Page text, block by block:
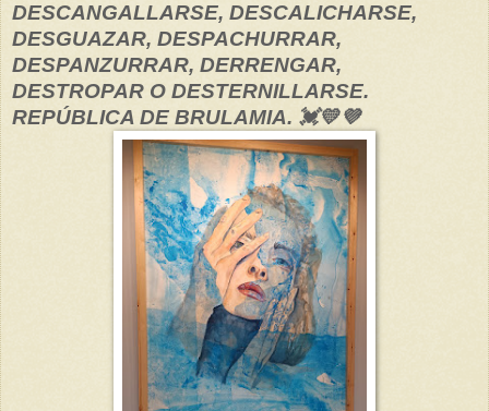
DESCANGALLARSE, DESCALICHARSE,
DESGUAZAR, DESPACHURRAR,
DESPANZURRAR, DERRENGAR,
DESTROPAR O DESTERNILLARSE.
REPÚBLICA DE BRULAMIA. 💓💛💜